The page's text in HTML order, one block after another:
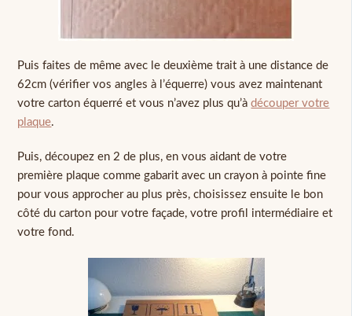
Puis faites de même avec le deuxième trait à une distance de
62cm (vérifier vos angles à l’équerre) vous avez maintenant
votre carton équerré et vous n’avez plus qu’àdécouper votre
plaque.
Puis, découpez en 2 de plus, en vous aidant de votre
première plaque comme gabarit avec un crayon à pointe fine
pour vous approcher au plus près, choisissez ensuite le bon
côté du carton pour votre façade, votre profil intermédiaire et
votre fond.